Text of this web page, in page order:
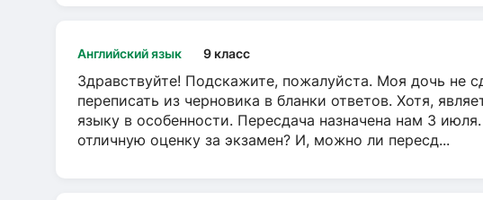
Английский язык 9 класс
Здравствуйте! Подскажите, пожалуйста. Моя дочь не
переписать из черновика в бланки ответов. Хотя,
языку в особенности. Пересдача назначена нам 3
отличную оценку за экзамен? И, можно ли пересд...